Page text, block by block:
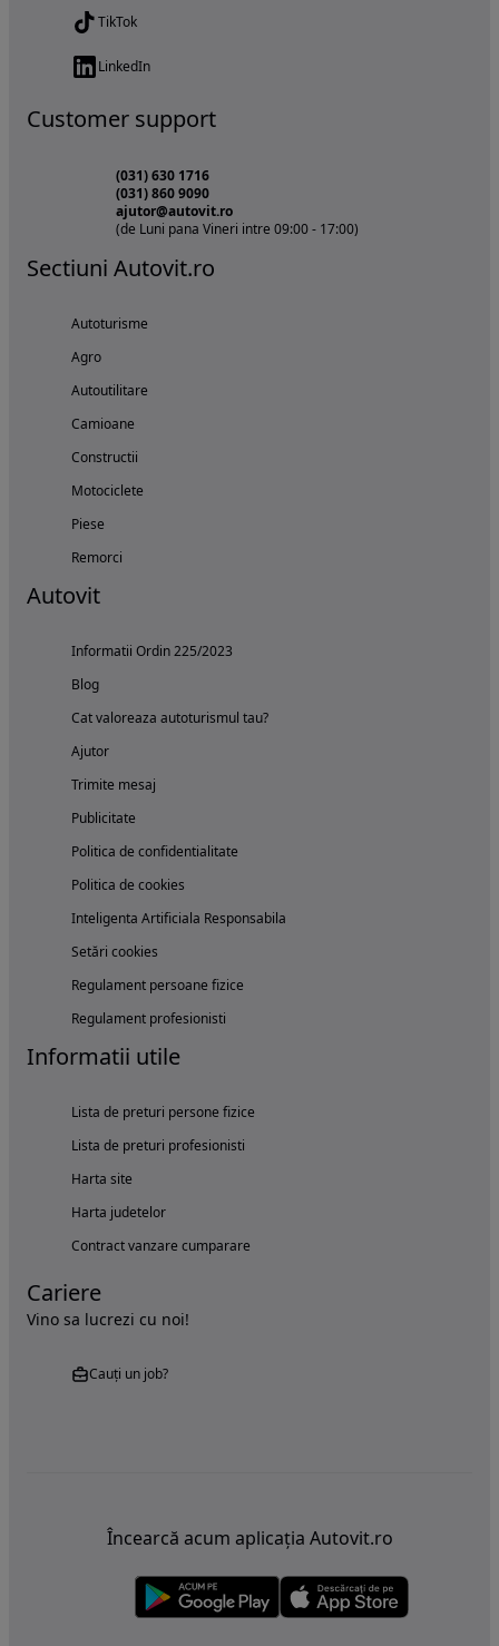
TikTok
LinkedIn
Customer support
(031) 630 1716
(031) 860 9090
ajutor@autovit.ro
(de Luni pana Vineri intre 09:00 - 17:00)
Sectiuni Autovit.ro
Autoturisme
Agro
Autoutilitare
Camioane
Constructii
Motociclete
Piese
Remorci
Autovit
Informatii Ordin 225/2023
Blog
Cat valoreaza autoturismul tau?
Ajutor
Trimite mesaj
Publicitate
Politica de confidentialitate
Politica de cookies
Inteligenta Artificiala Responsabila
Setări cookies
Regulament persoane fizice
Regulament profesionisti
Informatii utile
Lista de preturi persone fizice
Lista de preturi profesionisti
Harta site
Harta judetelor
Contract vanzare cumparare
Cariere
Vino sa lucrezi cu noi!
Cauți un job?
Încearcă acum aplicația Autovit.ro